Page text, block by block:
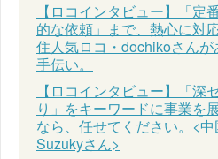
【ロコインタビュー】「定
的な依頼」まで、熱心に対
住人気ロコ・dochikoさん
手伝い。
【ロコインタビュー】「深
り」をキーワードに事業を
なら、任せてください。<
Suzukyさん>